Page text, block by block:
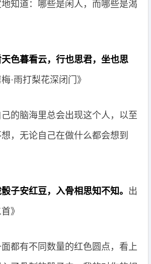
知道：哪些是闲人，而哪些是渴
色暮看云，行也思君，坐也思
·雨打梨花深闭门》
的脑海里总会出现这个人，以至
，无论自己在做什么都会想到
子安红豆，入骨相思知不知。 出
》
都有不同数量的红色圆点，看上